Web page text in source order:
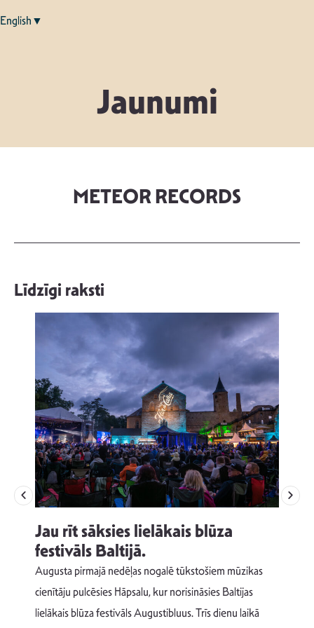
English▼
Jaunumi
METEOR RECORDS
Līdzīgi raksti
Jau rīt sāksies lielākais blūza
festivāls Baltijā.
Augusta pirmajā nedēļas nogalē tūkstošiem mūzikas
cienītāju pulcēsies Hāpsalu, kur norisināsies Baltijas
lielākais blūza festivāls Augustibluus. Trīs dienu laikā